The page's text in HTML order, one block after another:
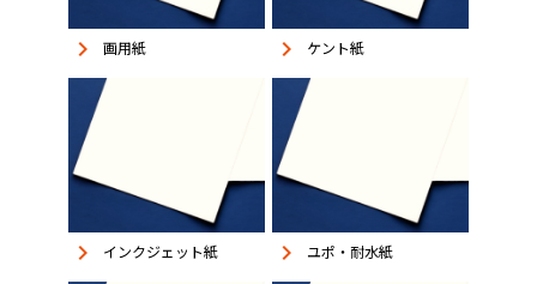
keyboard_arrow_right 画用紙 keyboard_arrow_right ケント紙
keyboard_arrow_right インクジェット紙 keyboard_arrow_right ユポ・耐水紙